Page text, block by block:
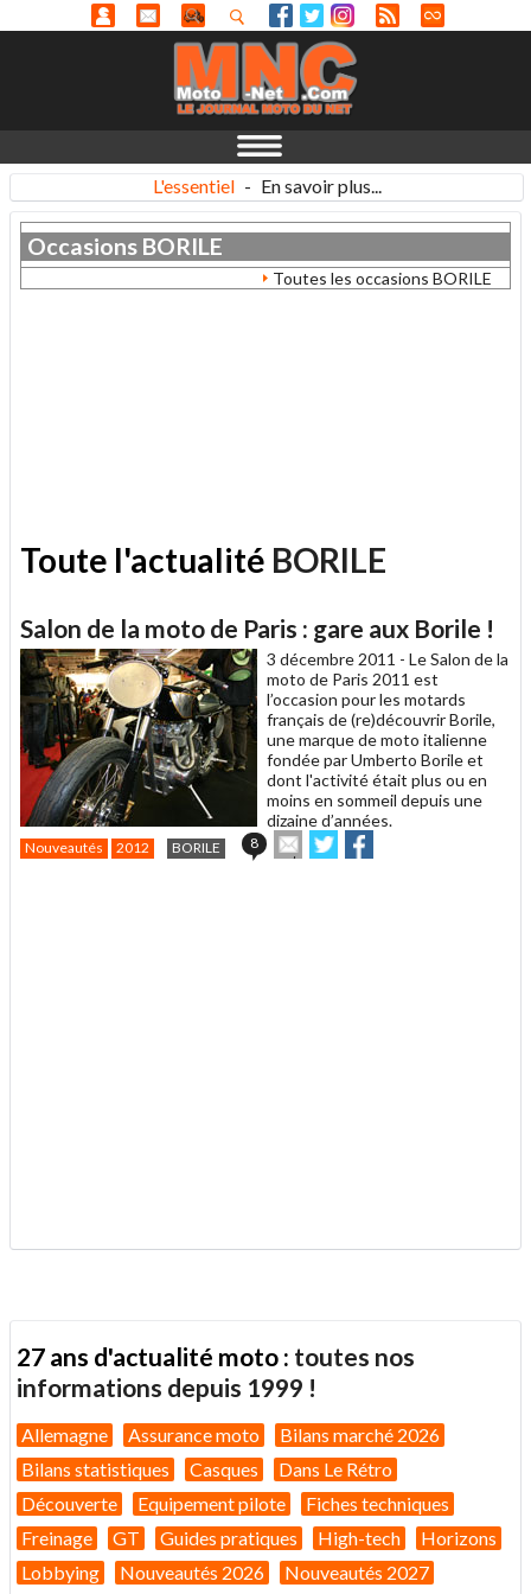
L'essentiel - En savoir plus...
Occasions BORILE
Toutes les occasions BORILE
Toute l'actualité BORILE
Salon de la moto de Paris : gare aux Borile !
3 décembre 2011 - Le Salon de la
moto de Paris 2011 est
l’occasion pour les motards
français de (re)découvrir Borile,
une marque de moto italienne
fondée par Umberto Borile et
dont l'activité était plus ou en
moins en sommeil depuis une
dizaine d’années.
Nouveautés 2012 BORILE 8
Envoyer
cet
Partager
sur sur
27 ans d'actualité moto : toutes nos
informations depuis 1999 !
Allemagne Assurance moto
Bilans marché 2026
Bilans statistiques
Casques
Dans Le Rétro
Découverte
Equipement pilote
Fiches techniques
Freinage
GT Guides pratiques High-tech
Horizons
Lobbying
Nouveautés 2026 Nouveautés 2027